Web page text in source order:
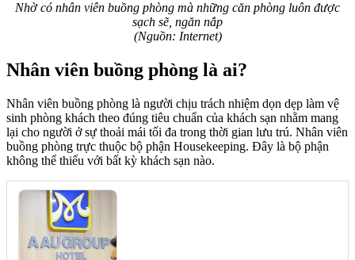
Nhờ có nhân viên buồng phòng mà những căn phòng luôn được
sạch sẽ, ngăn nắp
(Nguồn: Internet)
Nhân viên buồng phòng là ai?
Nhân viên buồng phòng là người chịu trách nhiệm dọn dẹp làm vệ
sinh phòng khách theo đúng tiêu chuẩn của khách sạn nhằm mang
lại cho người ở sự thoải mái tối đa trong thời gian lưu trú. Nhân viên
buồng phòng trực thuộc bộ phận Housekeeping. Đây là bộ phận
không thể thiếu với bất kỳ khách sạn nào.